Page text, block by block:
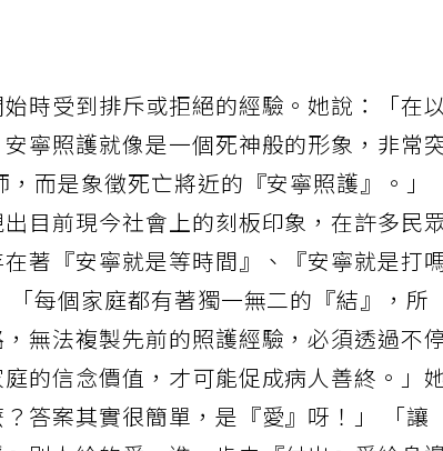
時受到排斥或拒絕的經驗。她說：「在
寧照護就像是一個死神般的形象，非常
而是象徵死亡將近的『安寧照護』。」
目前現今社會上的刻板印象，在許多民
著『安寧就是等時間』、『安寧就是打
每個家庭都有著獨一無二的『結』，所
無法複製先前的照護經驗，必須透過不停
的信念價值，才可能促成病人善終。」
答案其實很簡單，是『愛』呀！」 「讓